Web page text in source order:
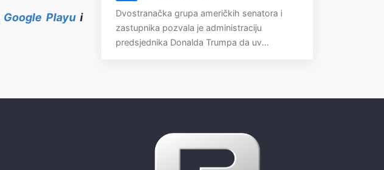
Google Playui
Dvostranačka grupa američkih senatora i
zastupnika pozvala je administraciju
predsjednika Donalda Trumpa da uv...